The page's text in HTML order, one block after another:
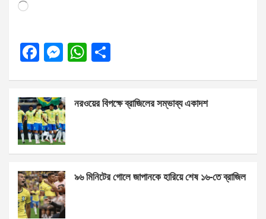
Loading…
F
b
o
o
k
M
n
g
er
W
s
p
e
নরওয়ের বিপক্ষে ব্রাজিলের সম্ভাব্য একাদশ
৯৬ মিনিটের গোলে জাপানকে হারিয়ে শেষ ১৬-তে ব্রাজিল